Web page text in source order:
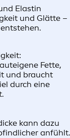
Elastin
und Glätte –
Fette,
und braucht
durch eine
kann dazu
anfühlt.